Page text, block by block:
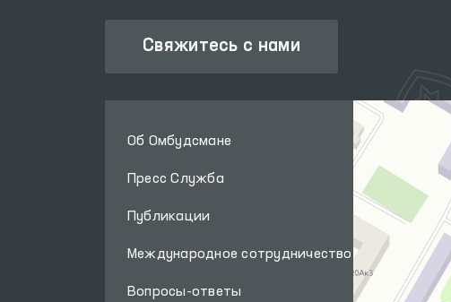
Свяжитесь с нами
Об Омбудсмане
Пресс Служба
Публикации
Международное сотрудничество
Вопросы-ответы